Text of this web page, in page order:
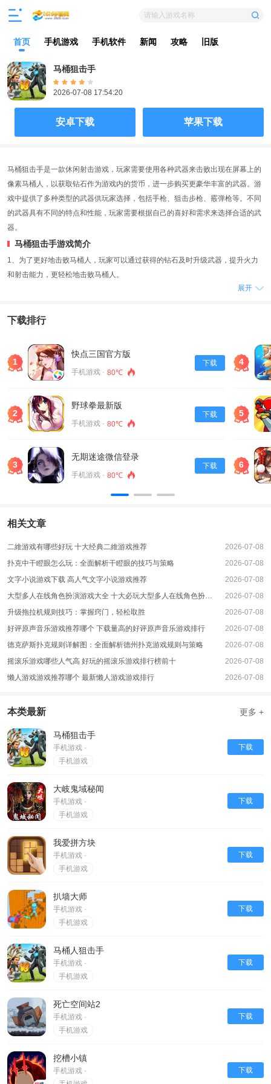
请输入游戏名称
首页 手机游戏 手机软件 新闻 攻略 旧版
马桶狙击手
2026-07-08 17:54:20
安卓下载 苹果下载
马桶狙击手是一款休闲射击游戏，玩家需要使用各种武器来击败出现在屏幕上的
像素马桶人，以获取钻石作为游戏内的货币，进一步购买更豪华丰富的武器。游
戏中提供了多种类型的武器供玩家选择，包括手枪、狙击步枪、霰弹枪等。不同
的武器具有不同的特点和性能，玩家需要根据自己的喜好和需求来选择合适的武
器。
马桶狙击手游戏简介
1、为了更好地击败马桶人，玩家可以通过获得的钻石及时升级武器，提升火力
和射击能力，更轻松地击败马桶人。
2、此外玩家还需要合理掌握射击时机，选择合适的时机进行射击，因为马桶人
3、屏幕上会出现不断移动的像素马桶人目标。
1、玩家需要使用准确的瞄准和射击技巧，击中马桶人并消灭它们。
2、每次成功击败马桶人都会获得一定数量的钻石奖励，玩家可以使用这些钻石
购买更强大的武器，提升自己的射击能力。
3、为了更好地击退马桶人，玩家需要仔细观察马桶人的移动轨迹和攻击方式，
合理调整自己的瞄准和射击策略，以取得更好的效果。
游戏描述
要根据不同的任务和挑战选择合适的武器和道具。
2、马桶狙击手还提供了丰富的游戏场景，包括城市、森林、沙漠等，让玩家可
以在不同的场景中体验不同的射击感觉。
展开
下载排行
1
快点三国官方版
手机游戏 · 80℃
下载
2
野球拳最新版
手机游戏 · 80℃
下载
3
无期迷途微信登录
手机游戏 · 80℃
下载
4
5
6
相关文章
二維游戏有哪些好玩 十大经典二維游戏推荐
2026-07-08
扑克中干瞪眼怎么玩：全面解析干瞪眼的技巧与策略
2026-07-08
文字小说游戏下载 高人气文字小说游戏推荐
2026-07-08
大型多人在线角色扮演游戏大全 十大必玩大型多人在线角色扮演游戏排行
2026-07-08
升级拖拉机规则技巧：掌握窍门，轻松取胜
2026-07-08
好评原声音乐游戏推荐哪个 下载量高的好评原声音乐游戏排行
2026-07-08
德克萨斯扑克规则详解图：全面解析德州扑克游戏规则与策略
2026-07-08
摇滚乐游戏哪些人气高 好玩的摇滚乐游戏排行榜前十
2026-07-08
懒人游戏游戏推荐哪个 最新懒人游戏游戏排行
2026-07-08
本类最新 更多 +
马桶狙击手
手机游戏 ·
手机游戏
下载
大岐鬼域秘闻
手机游戏 ·
手机游戏
下载
我爱拼方块
手机游戏 ·
手机游戏
下载
扒墙大师
手机游戏 ·
手机游戏
下载
马桶人狙击手
手机游戏 ·
手机游戏
下载
死亡空间站2
手机游戏 ·
手机游戏
下载
挖槽小镇
手机游戏 ·
下载